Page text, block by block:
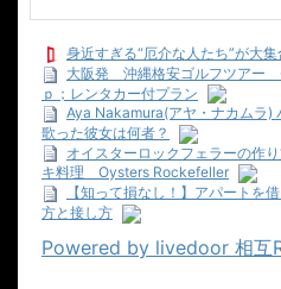
身近すぎる“厄介な人たち”が大集
大阪発 沖縄格安ゴルフツアー
ｐ；レンタカー付プラン
Aya Nakamura(アヤ・ナカムラ)
歌った彼女は何者？
オイスターロックフェラーの作
キ料理 Oysters Rockefeller
【知って損なし！】アパートを
方と接し方
Powered by livedoor 相互